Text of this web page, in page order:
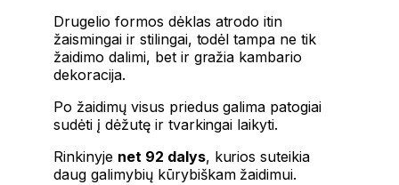
Drugelio formos dėklas atrodo itin
žaismingai ir stilingai, todėl tampa ne tik
žaidimo dalimi, bet ir gražia kambario
dekoracija.
Po žaidimų visus priedus galima patogiai
sudėti į dėžutę ir tvarkingai laikyti.
Rinkinyje net 92 dalys, kurios suteikia
daug galimybių kūrybiškam žaidimui.